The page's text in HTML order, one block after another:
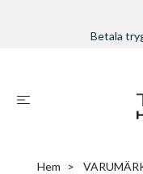
Betala
Hem